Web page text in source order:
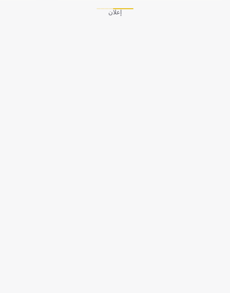
إعلان